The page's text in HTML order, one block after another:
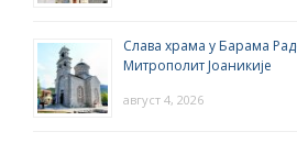
Слава храма у Барама
Митрополит Јоаникије
август 4, 2026